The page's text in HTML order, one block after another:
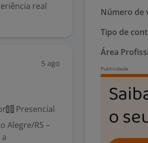
real
5 ago
Presencial
Alegre/RS –
Número de
Tipo de
Área